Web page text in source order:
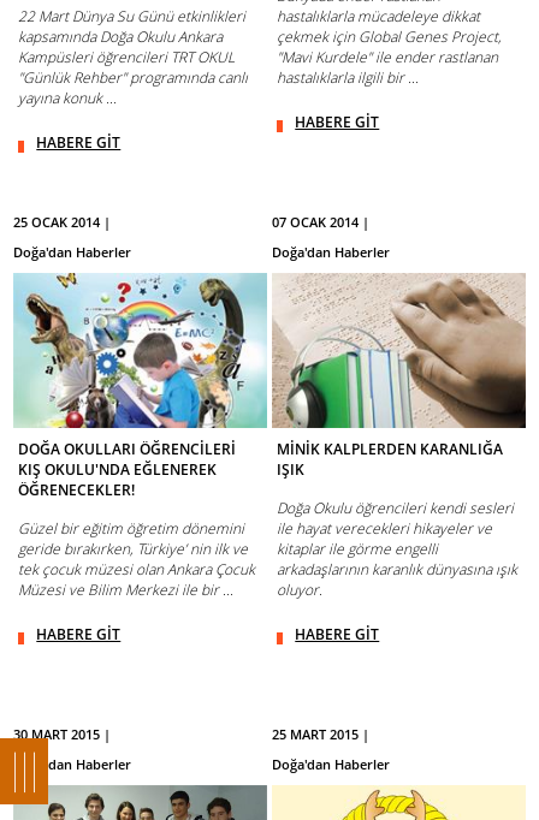
22 Mart Dünya Su Günü etkinlikleri
kapsamında Doğa Okulu Ankara
Kampüsleri öğrencileri TRT OKUL
"Günlük Rehber" programında canlı
yayına konuk ...
HABERE GİT
hastalıklarla mücadeleye dikkat
çekmek için Global Genes Project,
"Mavi Kurdele" ile ender rastlanan
hastalıklarla ilgili bir ...
HABERE GİT
25 OCAK 2014 |
Doğa'dan Haberler
DOĞA OKULLARI ÖĞRENCİLERİ
KIŞ OKULU'NDA EĞLENEREK
ÖĞRENECEKLER!
Güzel bir eğitim öğretim dönemini
geride bırakırken, Türkiye’ nin ilk ve
tek çocuk müzesi olan Ankara Çocuk
Müzesi ve Bilim Merkezi ile bir ...
HABERE GİT
07 OCAK 2014 |
Doğa'dan Haberler
MİNİK KALPLERDEN KARANLIĞA
IŞIK
Doğa Okulu öğrencileri kendi sesleri
ile hayat verecekleri hikayeler ve
kitaplar ile görme engelli
arkadaşlarının karanlık dünyasına ışık
oluyor.
HABERE GİT
30 MART 2015 |
Doğa'dan Haberler
25 MART 2015 |
Doğa'dan Haberler